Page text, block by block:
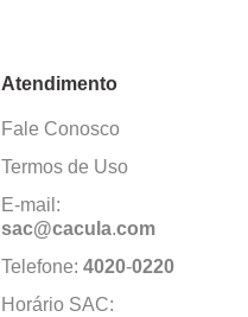
Atendimento
Fale Conosco
Termos de Uso
E-mail:
sac@cacula.com
Telefone: 4020-0220
Horário SAC: